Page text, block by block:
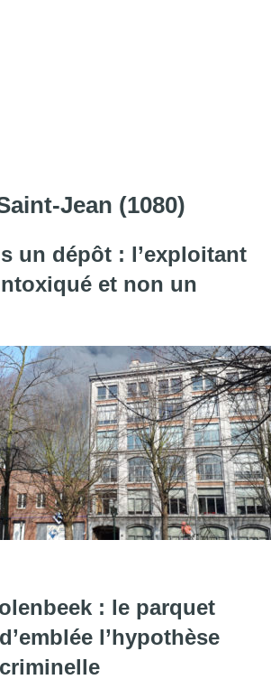
Jean (1080)
un dépôt : l’exploitant
et non un
l'article "Incendie dans un dépôt :
: le parquet
l’hypothèse